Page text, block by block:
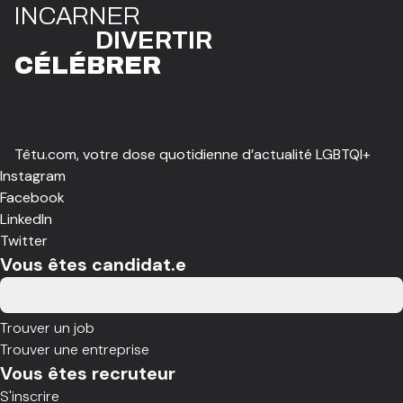
INCARNER
DIVERTIR
CÉLÉBRER
Têtu.com, votre dose quotidienne d’actualité LGBTQI+
Instagram
Facebook
LinkedIn
Twitter
Vous êtes candidat.e
Trouver un job
Trouver une entreprise
Vous êtes recruteur
S'inscrire